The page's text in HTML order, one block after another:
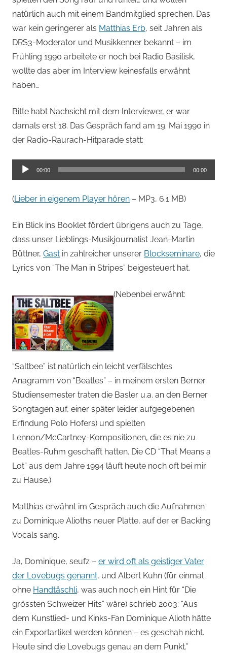
natürlich auch mit einem Bandmitglied sprechen. Das
war kein geringerer als Matthias Erb, seit Jahren als
DRS3-Moderator und Musikkenner bekannt – im
Frühling 1990 arbeitete er noch bei Radio Basilisk,
wollte das aber im Interview keinesfalls erwähnt
haben…
Bitte habt Nachsicht mit dem Interviewer, er war
damals erst 18. Das Gespräch fand am 19. Mai 1990 in
der Radio-Raurach-Hitparade statt:
Audio-
Player
00:00 00:00
(Lieber in eigenem Player hören – MP3, 6.1 MB)
Ein Blick ins Booklet fördert übrigens auch zu Tage,
dass unser Lieblings-Musikjournalist Jean-Martin
Büttner, Gast in zahlreicher unserer Blockseminare, die
Lyrics von “The Man in Stripes” beigesteuert hat.
(Nebenbei erwähnt:
“Saltbee” ist natürlich ein leicht verfälschtes
Anagramm von “Beatles” – in meinem ersten Berner
Studiensemester traten die Basler u.a. an den Berner
Songtagen auf, einer später leider aufgegebenen
Erfindung Polo Hofers) und spielten
Lennon/McCartney-Kompositionen, die es nie zu
Beatles-Ruhm geschafft hatten. Die CD “That Means a
Lot” aus dem Jahre 1994 läuft heute noch oft bei mir
zu Hause.)
Matthias erwähnt im Gespräch auch die Aufnahmen
zu Dominique Alioths neuer Platte, auf der er Backing
Vocals sang.
Ja, Dominique, seufz – er wird oft als geistiger Vater
der Lovebugs genannt, und Albert Kuhn (für einmal
ohne Handtäschli, was auch noch ein Hint für “Die
grössten Schweizer Hits” wäre) schrieb 2003: “Aus
dem Kunstlied- und Kinks-Fan Dominique Alioth hätte
ein Exportartikel werden können – es geschah nicht.
Heute sind die Lovebugs genau an dem Punkt.”